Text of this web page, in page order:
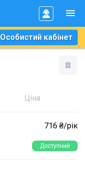
Особистий кабінет
Ціна
716 ₴/рік
Доступний